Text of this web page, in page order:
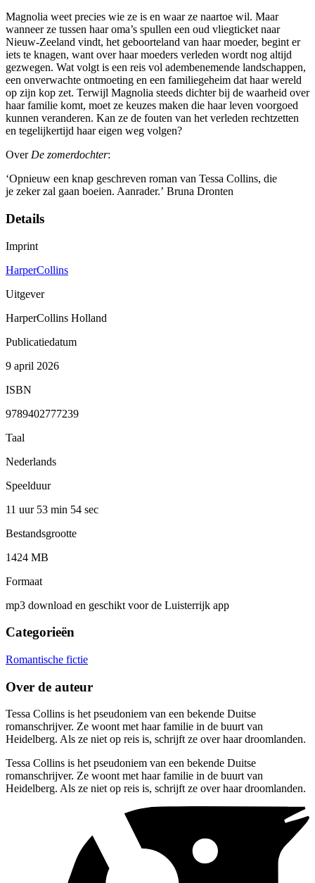
Magnolia weet precies wie ze is en waar ze naartoe wil. Maar
wanneer ze tussen haar oma’s spullen een oud vliegticket naar
Nieuw-Zeeland vindt, het geboorteland van haar moeder, begint er
iets te knagen, want over haar moeders verleden wordt nog altijd
gezwegen. Wat volgt is een reis vol adembenemende landschappen,
een onverwachte ontmoeting en een familiegeheim dat haar wereld
op zijn kop zet. Terwijl Magnolia steeds dichter bij de waarheid over
haar familie komt, moet ze keuzes maken die haar leven voorgoed
kunnen veranderen. Kan ze de fouten van het verleden rechtzetten
en tegelijkertijd haar eigen weg volgen?
Over De zomerdochter:
‘Opnieuw een knap geschreven roman van Tessa Collins, die
je zeker zal gaan boeien. Aanrader.’ Bruna Dronten
Details
Imprint
HarperCollins
Uitgever
HarperCollins Holland
Publicatiedatum
9 april 2026
ISBN
9789402777239
Taal
Nederlands
Speelduur
11 uur 53 min 54 sec
Bestandsgrootte
1424 MB
Formaat
mp3 download en geschikt voor de Luisterrijk app
Categorieën
Romantische fictie
Over de auteur
Tessa Collins is het pseudoniem van een bekende Duitse
romanschrijver. Ze woont met haar familie in de buurt van
Heidelberg. Als ze niet op reis is, schrijft ze over haar droomlanden.
Tessa Collins is het pseudoniem van een bekende Duitse
romanschrijver. Ze woont met haar familie in de buurt van
Heidelberg. Als ze niet op reis is, schrijft ze over haar droomlanden.